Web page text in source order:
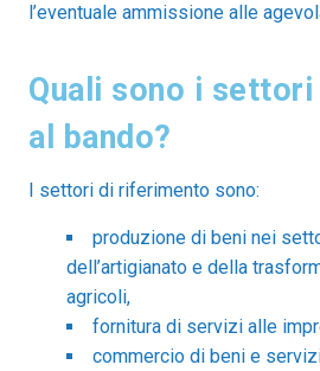
l’eventuale ammissione alle
Quali sono i
al bando?
I settori di riferimento sono:
produzione di beni nei
dell’artigianato e della
agricoli,
fornitura di servizi alle
commercio di beni e